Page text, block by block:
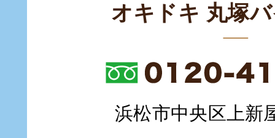
オキドキ 丸塚
浜松市中央区上新